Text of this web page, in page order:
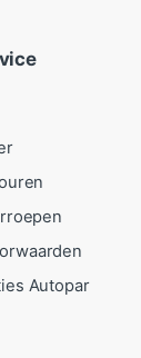
Autopar